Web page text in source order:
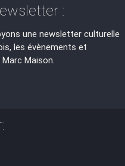
:
une newsletter culturelle
les évènements et
Maison.